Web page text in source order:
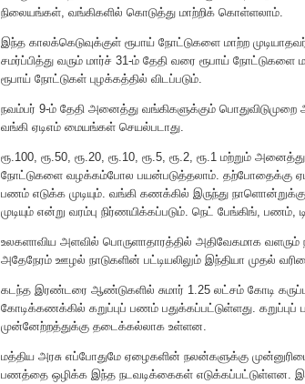
நிலையங்கள், வங்கிகளில் கொடுத்து மாற்றிக் கொள்ளலாம்.
இந்த காலக்கெடுவுக்குள் ரூபாய் நோட்டுகளை மாற்ற
சமர்ப்பித்து வரும் மார்ச் 31-ம் தேதி வரை ரூபாய் நோட்டுகளை
ரூபாய் நோட்டுகள் புழக்கத்தில் விடப்படும்.
நவம்பர் 9-ம் தேதி அனைத்து வங்கிகளுக்கும்
வங்கி ஏடிஎம் மையங்கள் செயல்படாது.
ரூ.100, ரூ.50, ரூ.20, ரூ.10, ரூ.5, ரூ.2, ரூ.1 மற்றும்
நோட்டுகளை வழக்கம்போல பயன்படுத்தலாம். தற்போதைக்கு
பணம் எடுக்க முடியும். வங்கி கணக்கில் இருந்து நாளொன்றுக்கு
முடியும் என்று வரம்பு நிர்ணயிக்கப்படும். நெட் பேங்கிங், பணம்,
உலகளாவிய அளவில் பொருளாதாரத்தில் அதிவேகமாக வளரும்
அதேநேரம் ஊழல் நாடுகளின் பட்டியலிலும் இந்தியா முதல்
கடந்த இரண்டரை ஆண்டுகளில் சுமார் 1.25 லட்சம் கோடி
கோடிக்கணக்கில் கறுப்புப் பணம் பதுக்கப்பட்டுள்ளது.
முன்னேற்றத்துக்கு தடைக்கல்லாக உள்ளன.
மத்திய அரசு எப்போதுமே ஏழைகளின் நலன்களுக்கு
பணத்தை ஒழிக்க இந்த நடவடிக்கைகள் எடுக்கப்பட்டுள்ளன.